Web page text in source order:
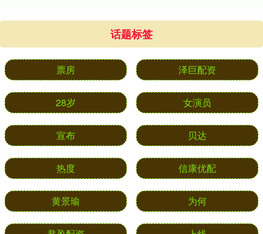
话题标签
票房 泽巨配资
28岁 女演员
宣布 贝达
热度 信康优配
黄景瑜 为何